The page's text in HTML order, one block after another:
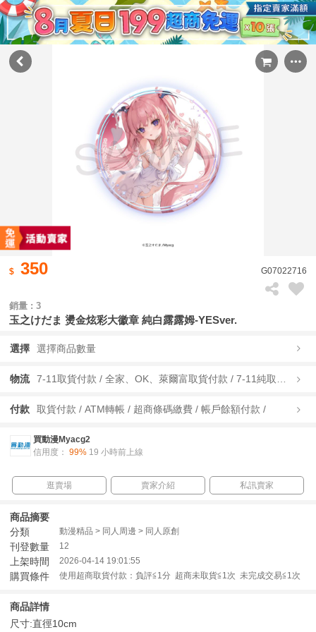
350 G07022716
銷量 : 3
玉之けだま 燙金炫彩大徽章 純白露露姆-YESver.
選擇 選擇商品數量
物流
付款 取貨付款 / ATM轉帳 / 超商條碼繳費 / 帳戶餘額付款 /
買動漫Myacg2
信用度： 99% 19 小時前上線
逛賣場 賣家介紹 私訊賣家
商品摘要
分類
動漫精品 > 同人周邊 > 同人原創
刊登數量 12
上架時間 2026-04-14 19:01:55
購買條件 使用超商取貨付款：負評≦1分 超商未取貨≦1次 未完成交易≦1次
商品詳情
尺寸:直徑10cm